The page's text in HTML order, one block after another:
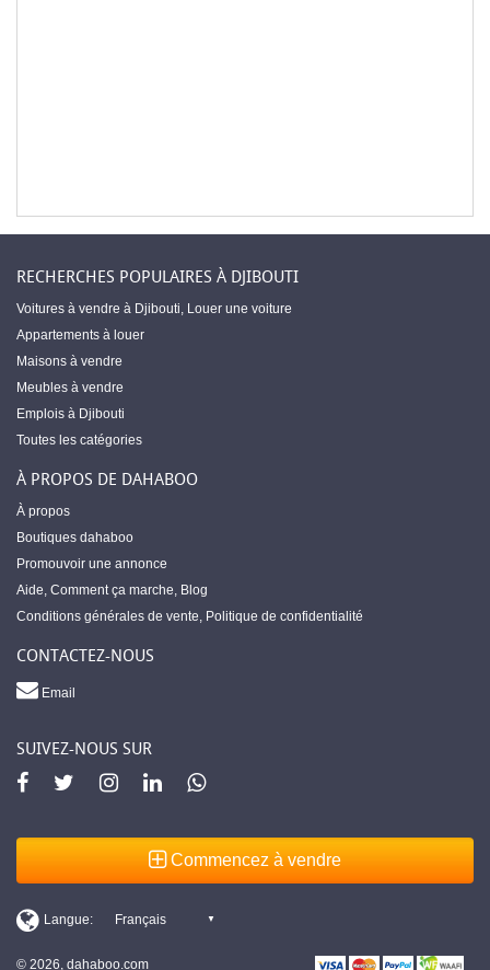
RECHERCHES POPULAIRES À DJIBOUTI
Voitures à vendre à Djibouti, Louer une voiture
Appartements à louer
Maisons à vendre
Meubles à vendre
Emplois à Djibouti
Toutes les catégories
À PROPOS DE DAHABOO
À propos
Boutiques dahaboo
Promouvoir une annonce
Aide, Comment ça marche, Blog
Conditions générales de vente, Politique de confidentialité
CONTACTEZ-NOUS
Email
SUIVEZ-NOUS SUR
Commencez à vendre
© 2026, dahaboo.com